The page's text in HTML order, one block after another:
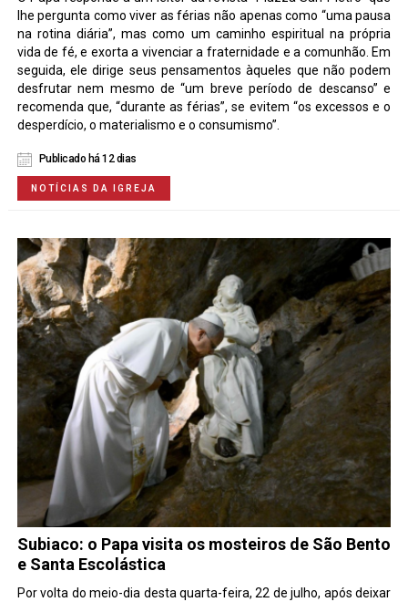
lhe pergunta como viver as férias não apenas como “uma pausa
na rotina diária”, mas como um caminho espiritual na própria
vida de fé, e exorta a vivenciar a fraternidade e a comunhão. Em
seguida, ele dirige seus pensamentos àqueles que não podem
desfrutar nem mesmo de “um breve período de descanso” e
recomenda que, “durante as férias”, se evitem “os excessos e o
desperdício, o materialismo e o consumismo”.
Publicado há 12 dias
NOTÍCIAS DA IGREJA
Subiaco: o Papa visita os mosteiros de São Bento
e Santa Escolástica
Por volta do meio-dia desta quarta-feira, 22 de julho, após deixar